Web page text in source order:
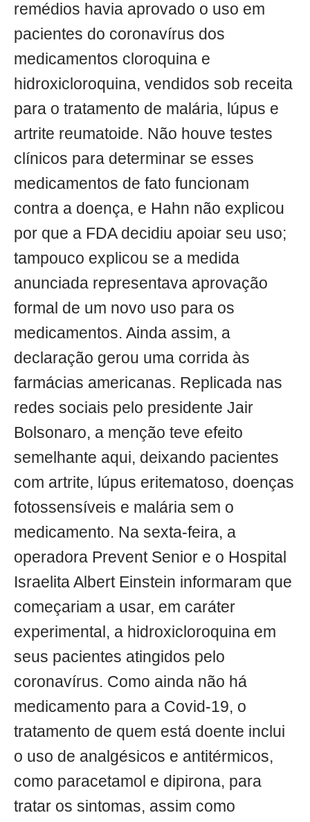
remédios havia aprovado o uso em
pacientes do coronavírus dos
medicamentos cloroquina e
hidroxicloroquina, vendidos sob receita
para o tratamento de malária, lúpus e
artrite reumatoide. Não houve testes
clínicos para determinar se esses
medicamentos de fato funcionam
contra a doença, e Hahn não explicou
por que a FDA decidiu apoiar seu uso;
tampouco explicou se a medida
anunciada representava aprovação
formal de um novo uso para os
medicamentos. Ainda assim, a
declaração gerou uma corrida às
farmácias americanas. Replicada nas
redes sociais pelo presidente Jair
Bolsonaro, a menção teve efeito
semelhante aqui, deixando pacientes
com artrite, lúpus eritematoso, doenças
fotossensíveis e malária sem o
medicamento. Na sexta-feira, a
operadora Prevent Senior e o Hospital
Israelita Albert Einstein informaram que
começariam a usar, em caráter
experimental, a hidroxicloroquina em
seus pacientes atingidos pelo
coronavírus. Como ainda não há
medicamento para a Covid-19, o
tratamento de quem está doente inclui
o uso de analgésicos e antitérmicos,
como paracetamol e dipirona, para
tratar os sintomas, assim como